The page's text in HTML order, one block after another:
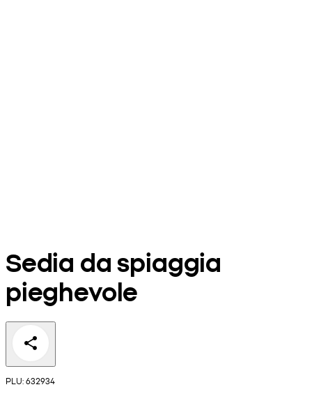
Sedia da spiaggia
pieghevole
PLU: 632934